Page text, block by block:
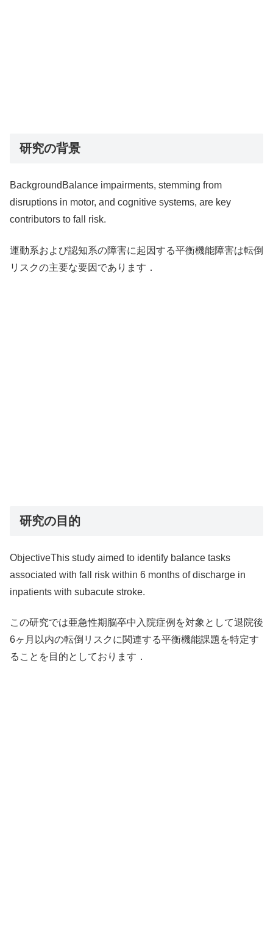
研究の背景
BackgroundBalance impairments, stemming from
disruptions in motor, and cognitive systems, are key
contributors to fall risk.
運動系および認知系の障害に起因する平衡機能障害は転倒
リスクの主要な要因であります．
研究の目的
ObjectiveThis study aimed to identify balance tasks
associated with fall risk within 6 months of discharge in
inpatients with subacute stroke.
この研究では亜急性期脳卒中入院症例を対象として退院後
6ヶ月以内の転倒リスクに関連する平衡機能課題を特定す
ることを目的としております．